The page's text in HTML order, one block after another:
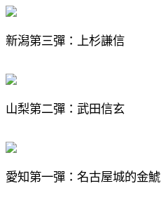
新潟第三彈：上杉謙信
山梨第二彈：武田信玄
愛知第一彈：名古屋城的金鯱